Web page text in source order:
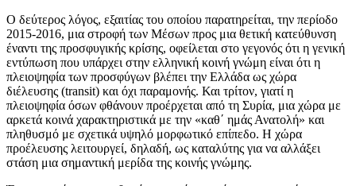
Ο δεύτερος λόγος, εξαιτίας του οποίου παρατηρείται, την περίοδο
2015-2016, μια στροφή των Μέσων προς μια θετική κατεύθυνση
έναντι της προσφυγικής κρίσης, οφείλεται στο γεγονός ότι η γενική
εντύπωση που υπάρχει στην ελληνική κοινή γνώμη είναι ότι η
πλειοψηφία των προσφύγων βλέπει την Ελλάδα ως χώρα
διέλευσης (transit) και όχι παραμονής. Και τρίτον, γιατί η
πλειοψηφία όσων φθάνουν προέρχεται από τη Συρία, μια χώρα με
αρκετά κοινά χαρακτηριστικά με την «καθ΄ ημάς Ανατολή» και
πληθυσμό με σχετικά υψηλό μορφωτικό επίπεδο. Η χώρα
προέλευσης λειτουργεί, δηλαδή, ως καταλύτης για να αλλάξει
στάση μια σημαντική μερίδα της κοινής γνώμης.